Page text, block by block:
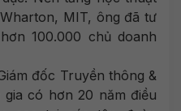
MIT, ông đã tư
100.000 chủ doanh
đốc Truyền thông &
có hơn 20 năm điều